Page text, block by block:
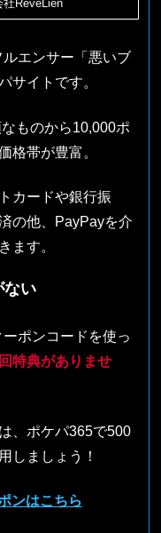
社ReveLien
エンサー「悪いブ
サイトです。
ものから10,000ポ
格帯が豊富。
カードや銀行振
の他、PayPayを介
ます。
ない
ポンコードを使っ
特典がありませ
、ポケパ365で500
しましょう！
ンはこちら